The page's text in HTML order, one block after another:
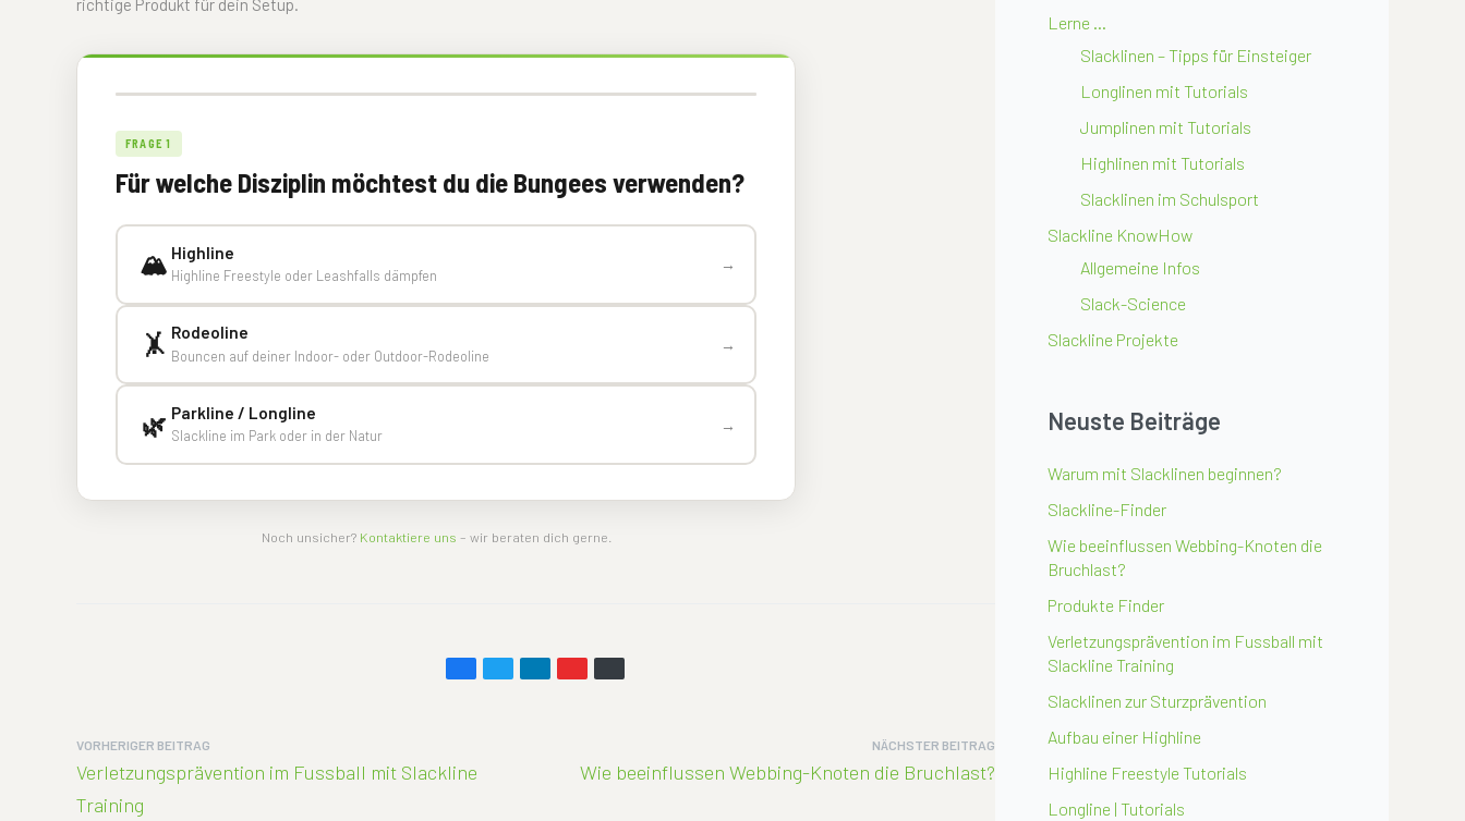
richtige Produkt für dein Setup.
FRAGE 1
Für welche Disziplin möchtest du die Bungees verwenden?
🏔️ Highline
Highline Freestyle oder Leashfalls dämpfen
→
🤸 Rodeoline
Bouncen auf deiner Indoor- oder Outdoor-Rodeoline
→
🌿 Parkline / Longline
Slackline im Park oder in der Natur
→
Noch unsicher? Kontaktiere uns – wir beraten dich gerne.
VORHERIGER BEITRAG
Verletzungsprävention im Fussball mit Slackline
Training
NÄCHSTER BEITRAG
Wie beeinflussen Webbing-Knoten die Bruchlast?
Lerne …
Slacklinen – Tipps für Einsteiger
Longlinen mit Tutorials
Jumplinen mit Tutorials
Highlinen mit Tutorials
Slacklinen im Schulsport
Slackline KnowHow
Allgemeine Infos
Slack-Science
Slackline Projekte
Neuste Beiträge
Warum mit Slacklinen beginnen?
Slackline-Finder
Wie beeinflussen Webbing-Knoten die
Bruchlast?
Produkte Finder
Verletzungsprävention im Fussball mit
Slackline Training
Slacklinen zur Sturzprävention
Aufbau einer Highline
Highline Freestyle Tutorials
Longline | Tutorials